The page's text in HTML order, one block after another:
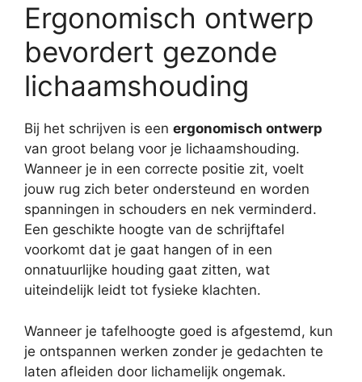
Ergonomisch ontwerp
bevordert gezonde
lichaamshouding
Bij het schrijven is een ergonomisch ontwerp
van groot belang voor je lichaamshouding.
Wanneer je in een correcte positie zit, voelt
jouw rug zich beter ondersteund en worden
spanningen in schouders en nek verminderd.
Een geschikte hoogte van de schrijftafel
voorkomt dat je gaat hangen of in een
onnatuurlijke houding gaat zitten, wat
uiteindelijk leidt tot fysieke klachten.
Wanneer je tafelhoogte goed is afgestemd, kun
je ontspannen werken zonder je gedachten te
laten afleiden door lichamelijk ongemak.